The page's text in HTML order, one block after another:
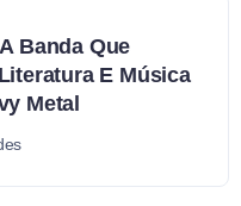
Banda Que
E Música
Metal